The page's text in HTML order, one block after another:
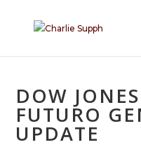
DOW
FUTURO
UPDATE